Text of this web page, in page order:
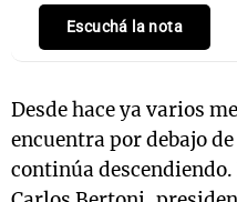
Escuchá la nota
Desde hace ya varios
encuentra por debajo
continúa
Notas